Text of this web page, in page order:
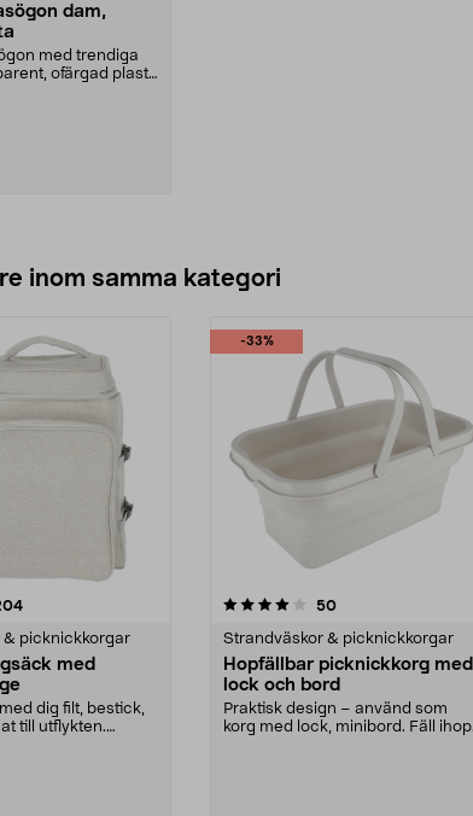
dam,
med trendiga
ofärgad plast.
inom samma kategori
recensioner
& picknickkorgar
med
dig filt, bestick,
till utflykten.
-33%
av 5 stjärnor 50recensioner
Strandväskor & picknickkorgar
Hopfällbar picknickkorg med
lock och bord
Praktisk design – använd som
korg med lock, minibord. Fäll ihop
4.5 av 5 stjärnor